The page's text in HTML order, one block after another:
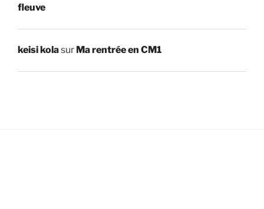
fleuve
keisi kolasur Ma rentrée en CM1